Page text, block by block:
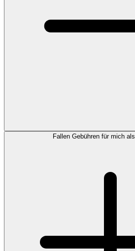
Fallen Gebühren für mich